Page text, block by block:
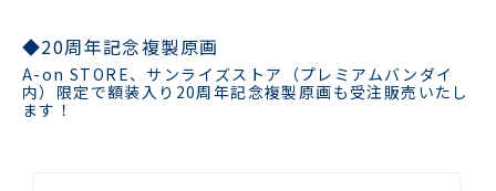
◆20周年記念複製原画
A-on STORE、サンライズストア（プレミアムバンダイ
内）限定で額装入り20周年記念複製原画も受注販売いたし
ます！